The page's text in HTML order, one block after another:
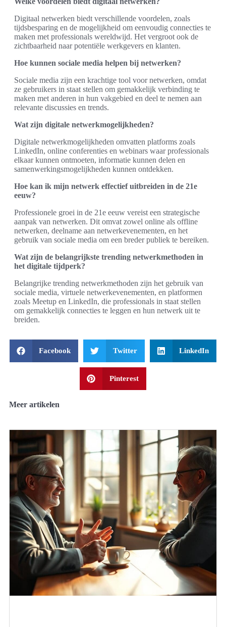
Digitaal netwerken biedt verschillende voordelen, zoals
tijdsbesparing en de mogelijkheid om eenvoudig connecties te
maken met professionals wereldwijd. Het vergroot ook de
zichtbaarheid naar potentiële werkgevers en klanten.
Hoe kunnen sociale media helpen bij netwerken?
Sociale media zijn een krachtige tool voor netwerken, omdat
ze gebruikers in staat stellen om gemakkelijk verbinding te
maken met anderen in hun vakgebied en deel te nemen aan
relevante discussies en trends.
Wat zijn digitale netwerkmogelijkheden?
Digitale netwerkmogelijkheden omvatten platforms zoals
LinkedIn, online conferenties en webinars waar professionals
elkaar kunnen ontmoeten, informatie kunnen delen en
samenwerkingsmogelijkheden kunnen ontdekken.
Hoe kan ik mijn netwerk effectief uitbreiden in de 21e
eeuw?
Professionele groei in de 21e eeuw vereist een strategische
aanpak van netwerken. Dit omvat zowel online als offline
netwerken, deelname aan netwerkevenementen, en het
gebruik van sociale media om een breder publiek te bereiken.
Wat zijn de belangrijkste trending netwerkmethoden in
het digitale tijdperk?
Belangrijke trending netwerkmethoden zijn het gebruik van
sociale media, virtuele netwerkevenementen, en platformen
zoals Meetup en LinkedIn, die professionals in staat stellen
om gemakkelijk connecties te leggen en hun netwerk uit te
breiden.
Facebook Twitter LinkedIn
Pinterest
Meer artikelen